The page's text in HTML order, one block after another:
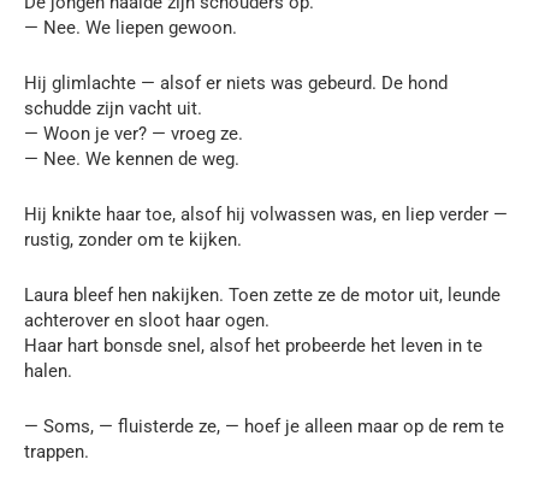
— Nee. We liepen gewoon.
Hij glimlachte — alsof er niets was gebeurd. De hond
schudde zijn vacht uit.
— Woon je ver? — vroeg ze.
— Nee. We kennen de weg.
Hij knikte haar toe, alsof hij volwassen was, en liep verder —
rustig, zonder om te kijken.
Laura bleef hen nakijken. Toen zette ze de motor uit, leunde
achterover en sloot haar ogen.
Haar hart bonsde snel, alsof het probeerde het leven in te
halen.
— Soms, — fluisterde ze, — hoef je alleen maar op de rem te
trappen.